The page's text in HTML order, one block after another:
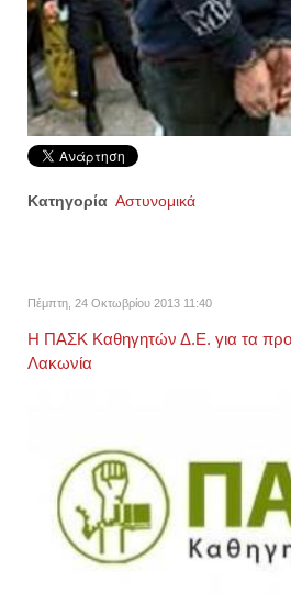
Κατηγορία Αστυνομικά
Πέμπτη, 24 Οκτωβρίου 2013 11:40
Η ΠΑΣΚ Καθηγητών Δ.Ε. για τα
Λακωνία